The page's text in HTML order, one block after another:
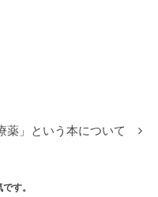
薬」という本について
す。